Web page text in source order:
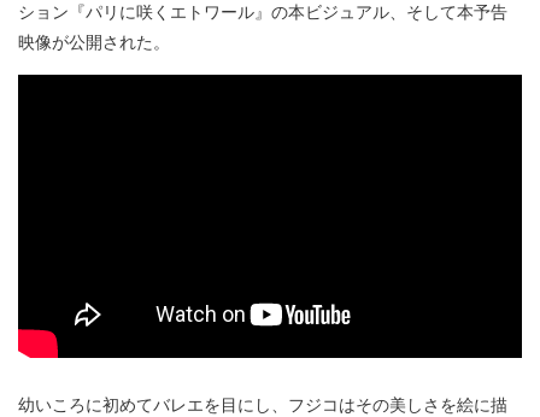
ション『パリに咲くエトワール』の本ビジュアル、そして本予告
映像が公開された。
幼いころに初めてバレエを目にし、フジコはその美しさを絵に描